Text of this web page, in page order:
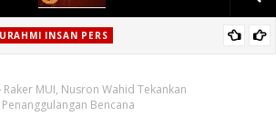
INSAN PERS
Siap Perkuat Kontrol Sosial di
Raker MUI, Nusron Wahid Tekankan
Bencana